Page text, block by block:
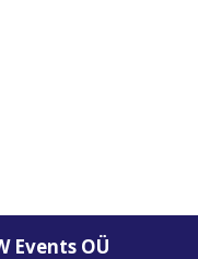
Events OÜ